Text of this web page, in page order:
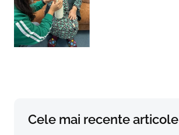
Cele mai recente articole